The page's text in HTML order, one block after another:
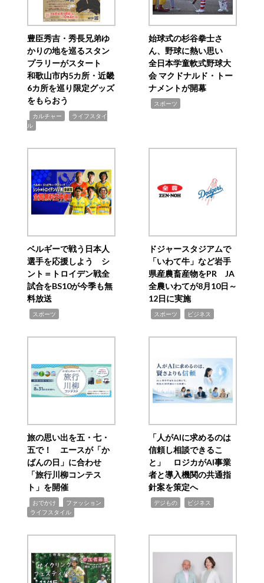
豊臣秀吉・秀長兄弟ゆ
かりの地を巡るスタン
プラリーがスタート
和歌山市内5カ所・近畿
6カ所を巡り限定グッズ
をもらおう
カルチャー
ライフスタイ
ル
始球式の杉谷拳士さ
ん、野球に熱い思い
全日本学童軟式野球大
会 マクドナルド・トー
ナメントが開幕
スポーツ
ベルギーで戦う日本人
選手を応援しよう シ
ント＝トロイデン戦全
試合をBS10が今季も無
料放送
スポーツ
ドジャースタジアムで
「いわて牛」など岩手
県産農畜産物をPR JA
全農いわてが8月10日～
12日に実施
スポーツ ビジネス
旅の思い出を五・七・
五で！ エースが「か
ばんの日」に合わせ
「旅行川柳コンテス
ト」を開催
おでかけ ファッション
ライフスタイル
「人がAIに求めるのは
信頼し相談できるこ
と」 ロジカがAI事業
者と導入機関の共通指
針案を策定へ
デジもの ビジネス